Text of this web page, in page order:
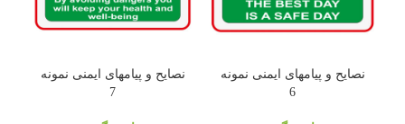
نصایح و پیامهای ایمنی نمونه
6
نصایح و پیامهای ایمنی نمونه
7